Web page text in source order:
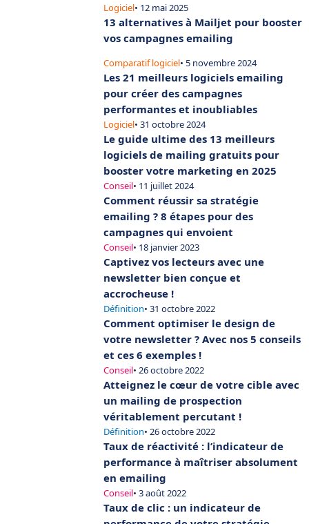
Logiciel• 12 mai 2025
13 alternatives à Mailjet pour booster
vos campagnes emailing
Comparatif logiciel• 5 novembre 2024
Les 21 meilleurs logiciels emailing
pour créer des campagnes
performantes et inoubliables
Logiciel• 31 octobre 2024
Le guide ultime des 13 meilleurs
logiciels de mailing gratuits pour
booster votre marketing en 2025
Conseil• 11 juillet 2024
Comment réussir sa stratégie
emailing ? 8 étapes pour des
campagnes qui envoient
Conseil• 18 janvier 2023
Captivez vos lecteurs avec une
newsletter bien conçue et
accrocheuse !
Définition• 31 octobre 2022
Comment optimiser le design de
votre newsletter ? Avec nos 5 conseils
et ces 6 exemples !
Conseil• 26 octobre 2022
Atteignez le cœur de votre cible avec
un mailing de prospection
véritablement percutant !
Définition• 26 octobre 2022
Taux de réactivité : l’indicateur de
performance à maîtriser absolument
en emailing
Conseil• 3 août 2022
Taux de clic : un indicateur de